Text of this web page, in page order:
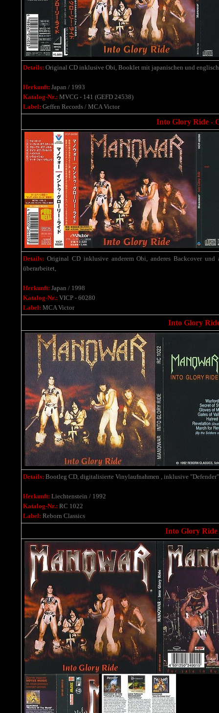
Details: Original CD inklusive Obi, Booklet mit japanischen und
Herkunft: Japan / 1993
Katalog-Nr.: MVCG - 141 (GEFD 24538)
Label: Geffen Records / MCA Victor
Into Glory Ride -
Details: Original CD inklusive anderem Obi, anderes Backcover
überarbeitet,
Herkunft: Japan / 1998
Katalog-Nr.: VICP - 60280
Label: MCA Victor
Into Glory
Details: Bootleg CD, digitalisierte Vinylaufnahmen , inklusive
Herkunft: Liechtenstein / 1992
Katalog-Nr.: RC 1022
Label: Reborn Classics
Into Glory Ride